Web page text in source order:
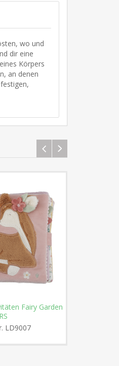
wo und
dir eine
Körpers
an denen
Fairy Garden
LD9007